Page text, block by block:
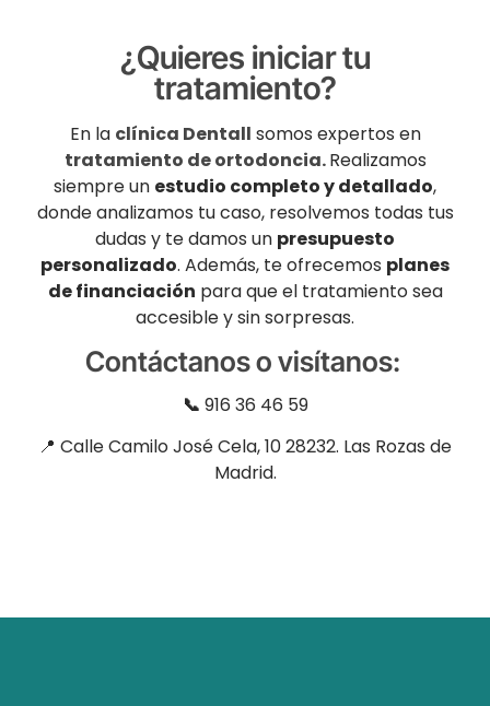
¿Quieres iniciar tu
tratamiento?
En la clínica Dentall somos expertos en
tratamiento de ortodoncia.Realizamos
siempre un estudio completo y detallado,
donde analizamos tu caso, resolvemos todas tus
dudas y te damos un presupuesto
personalizado. Además, te ofrecemos planes
de financiación para que el tratamiento sea
accesible y sin sorpresas.
Contáctanos ovisítanos:
📞 916 36 46 59
📍 Calle Camilo José Cela, 10 28232. Las Rozas de
Madrid.